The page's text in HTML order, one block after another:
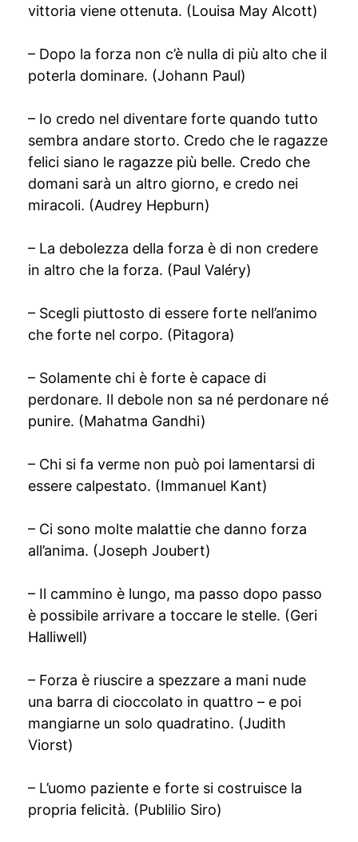
vittoria viene ottenuta. (Louisa May Alcott)
– Dopo la forza non c’è nulla di più alto che il
poterla dominare. (Johann Paul)
– Io credo nel diventare forte quando tutto
sembra andare storto. Credo che le ragazze
felici siano le ragazze più belle. Credo che
domani sarà un altro giorno, e credo nei
miracoli. (Audrey Hepburn)
– La debolezza della forza è di non credere
in altro che la forza. (Paul Valéry)
– Scegli piuttosto di essere forte nell’animo
che forte nel corpo. (Pitagora)
– Solamente chi è forte è capace di
perdonare. Il debole non sa né perdonare né
punire. (Mahatma Gandhi)
– Chi si fa verme non può poi lamentarsi di
essere calpestato. (Immanuel Kant)
– Ci sono molte malattie che danno forza
all’anima. (Joseph Joubert)
– Il cammino è lungo, ma passo dopo passo
è possibile arrivare a toccare le stelle. (Geri
Halliwell)
– Forza è riuscire a spezzare a mani nude
una barra di cioccolato in quattro – e poi
mangiarne un solo quadratino. (Judith
Viorst)
– L’uomo paziente e forte si costruisce la
propria felicità. (Publilio Siro)